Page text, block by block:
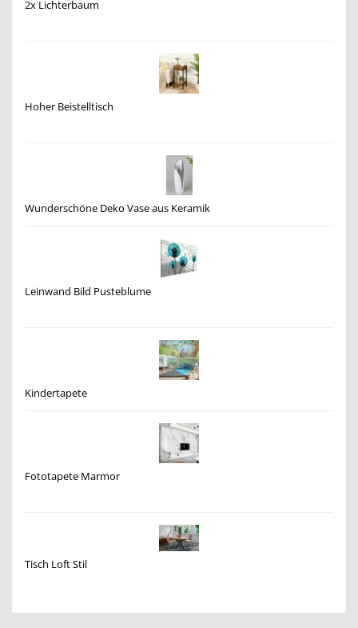
2x Lichterbaum
Hoher Beistelltisch
Wunderschöne Deko Vase aus Keramik
Leinwand Bild Pusteblume
Kindertapete
Fototapete Marmor
Tisch Loft Stil